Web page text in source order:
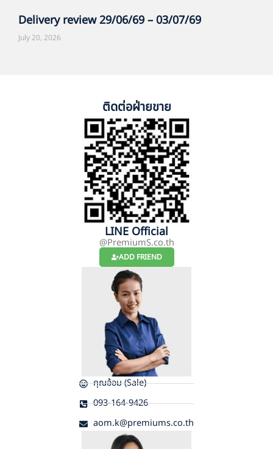
Delivery review 29/06/69 – 03/07/69
July 20, 2026
ติดต่อฝ่ายขาย
LINE Official
@PremiumS.co.th
ADD FRIEND
คุณอ้อม (Sale)
093-164-9426
aom.k@premiums.co.th